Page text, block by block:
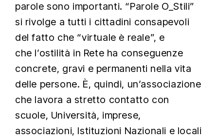
parole sono importanti. “Parole O_Stili”
si rivolge a tutti i cittadini consapevoli
del fatto che “virtuale è reale”, e
che l’ostilità in Rete ha conseguenze
concrete, gravi e permanenti nella vita
delle persone. È, quindi, un’associazione
che lavora a stretto contatto con
scuole, Università, imprese,
associazioni, Istituzioni Nazionali e locali